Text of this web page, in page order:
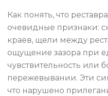
Как понять, что
очевидные признаки:
краёв, щели между
ощущение зазора при
чувствительность или
пережевывании. Эти
что нарушено